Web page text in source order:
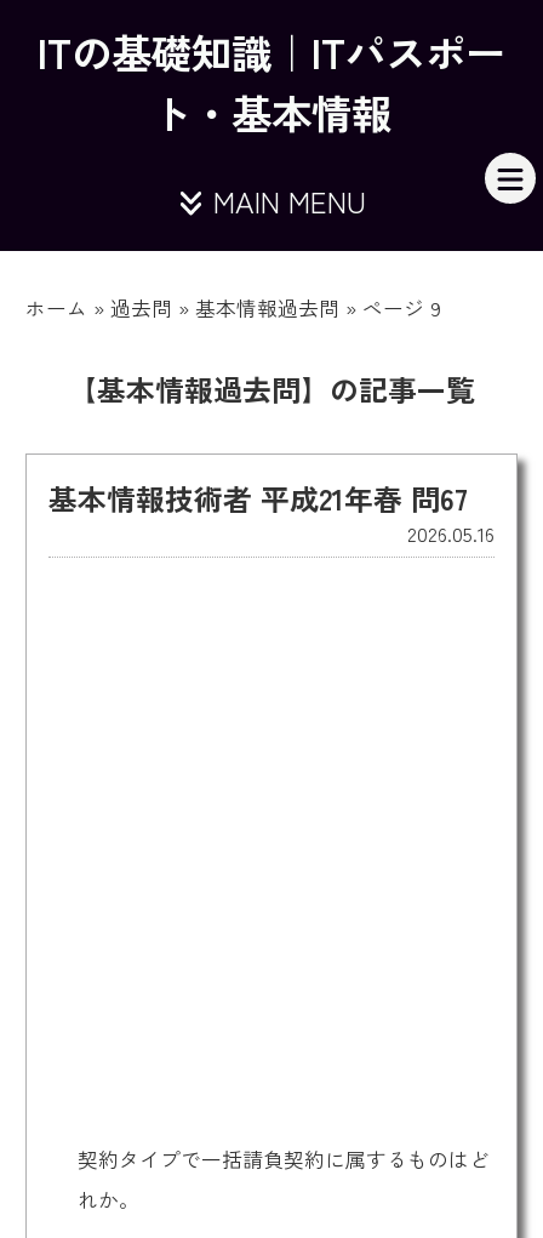
ITの基礎知識｜ITパスポー
ト・基本情報
MAIN MENU
ホーム » 過去問 » 基本情報過去問 »ページ 9
【基本情報過去問】の記事一覧
基本情報技術者 平成21年春 問67
2026.05.16
契約タイプで一括請負契約に属するものはど
れか。